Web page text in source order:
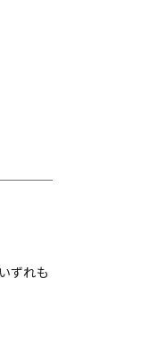
ずれも